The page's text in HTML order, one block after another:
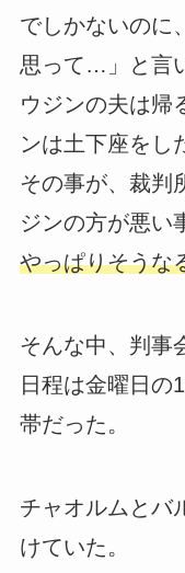
でしかないのに
思って…」と言
ウジンの夫は帰
ンは土下座をし
その事が、裁判
ジンの方が悪い
やっぱりそう
そんな中、判事
日程は金曜日の
帯だった。
チャオルムとバ
けていた。